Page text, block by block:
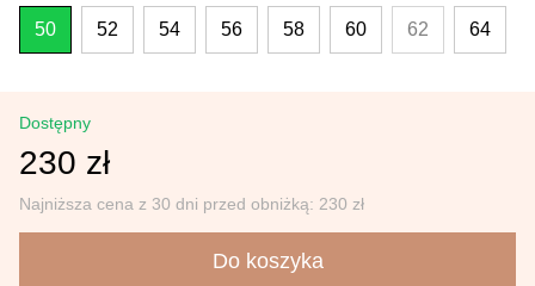
50 52 54 56 58 60 62 64
Dostępny
230 zł
Najniższa cena z 30 dni przed obniżką: 230 zł
Do koszyka